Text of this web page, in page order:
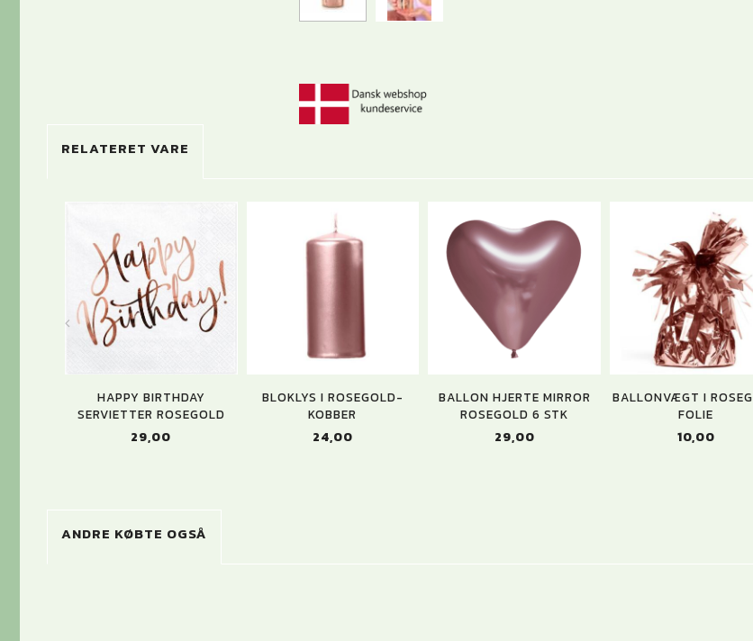
RELATERET VARE
HAPPY BIRTHDAY
SERVIETTER ROSEGOLD
29,00
BLOKLYS I ROSEGOLD-
KOBBER
24,00
BALLON HJERTE MIRROR
ROSEGOLD 6 STK
29,00
BALLONVÆGT I
FOLIE
10,00
ANDRE KØBTE OGSÅ